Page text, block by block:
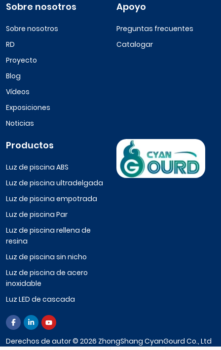
Sobre nosotros
Sobre nosotros
RD
Proyecto
Blog
Vídeos
Exposiciones
Noticias
Apoyo
Preguntas frecuentes
Catalogar
Productos
Luz de piscina ABS
Luz de piscina ultradelgada
Luz de piscina empotrada
Luz de piscina Par
Luz de piscina rellena de
resina
Luz de piscina sin nicho
Luz de piscina de acero
inoxidable
Luz LED de cascada
Derechos de autor © 2026 ZhongShang CyanGourd Co., Ltd